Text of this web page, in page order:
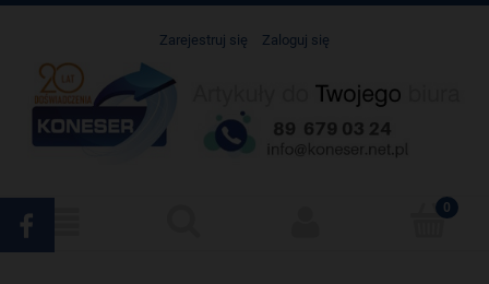
Zarejestruj się Zaloguj się